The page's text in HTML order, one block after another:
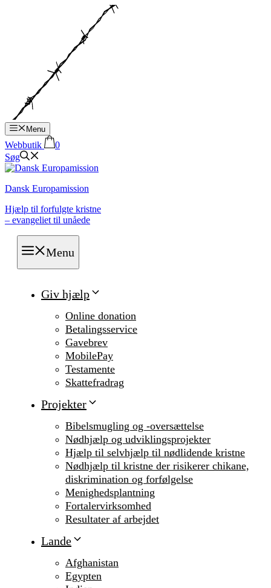
Menu
Webbutik
0
Søg
Dansk Europamission
Hjælp til forfulgte kristne
– evangeliet til unåede
Menu
Giv hjælp
Online donation
Betalingsservice
Gavebrev
MobilePay
Testamente
Skattefradrag
Projekter
Bibelsmugling og -oversættelse
Nødhjælp og udviklingsprojekter
Hjælp til selvhjælp til nødlidende kristne
Nødhjælp til kristne der risikerer chikane,
diskrimination og forfølgelse
Menighedsplantning
Fortalervirksomhed
Resultater af arbejdet
Lande
Afghanistan
Egypten